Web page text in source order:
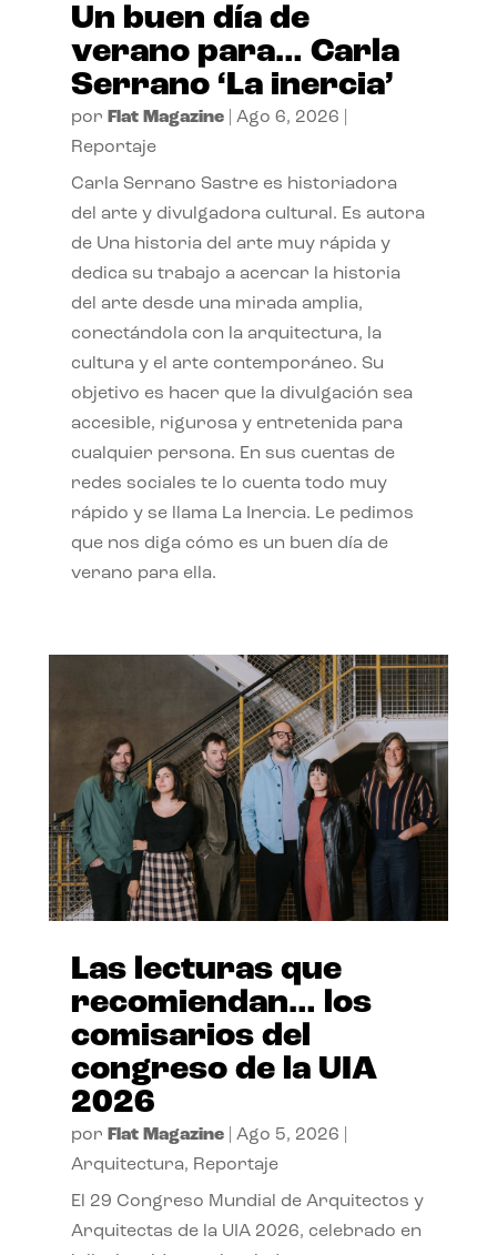
Un buen día de
verano para… Carla
Serrano ‘La inercia’
por Flat Magazine| Ago 6, 2026
Reportaje
Carla Serrano Sastre es historiadora
del arte y divulgadora cultural. Es autora
de Una historia del arte muy rápida y
dedica su trabajo a acercar la historia
del arte desde una mirada amplia,
conectándola con la arquitectura, la
cultura y el arte contemporáneo. Su
objetivo es hacer que la divulgación sea
accesible, rigurosa y entretenida para
cualquier persona. En sus cuentas de
redes sociales te lo cuenta todo muy
rápido y se llama La Inercia. Le pedimos
que nos diga cómo es un buen día de
verano para ella.
Las lecturas que
recomiendan… los
comisarios del
congreso de la UIA
2026
por Flat Magazine| Ago 5, 2026
Arquitectura, Reportaje
El 29 Congreso Mundial de Arquitectos y
Arquitectas de la UIA 2026, celebrado en